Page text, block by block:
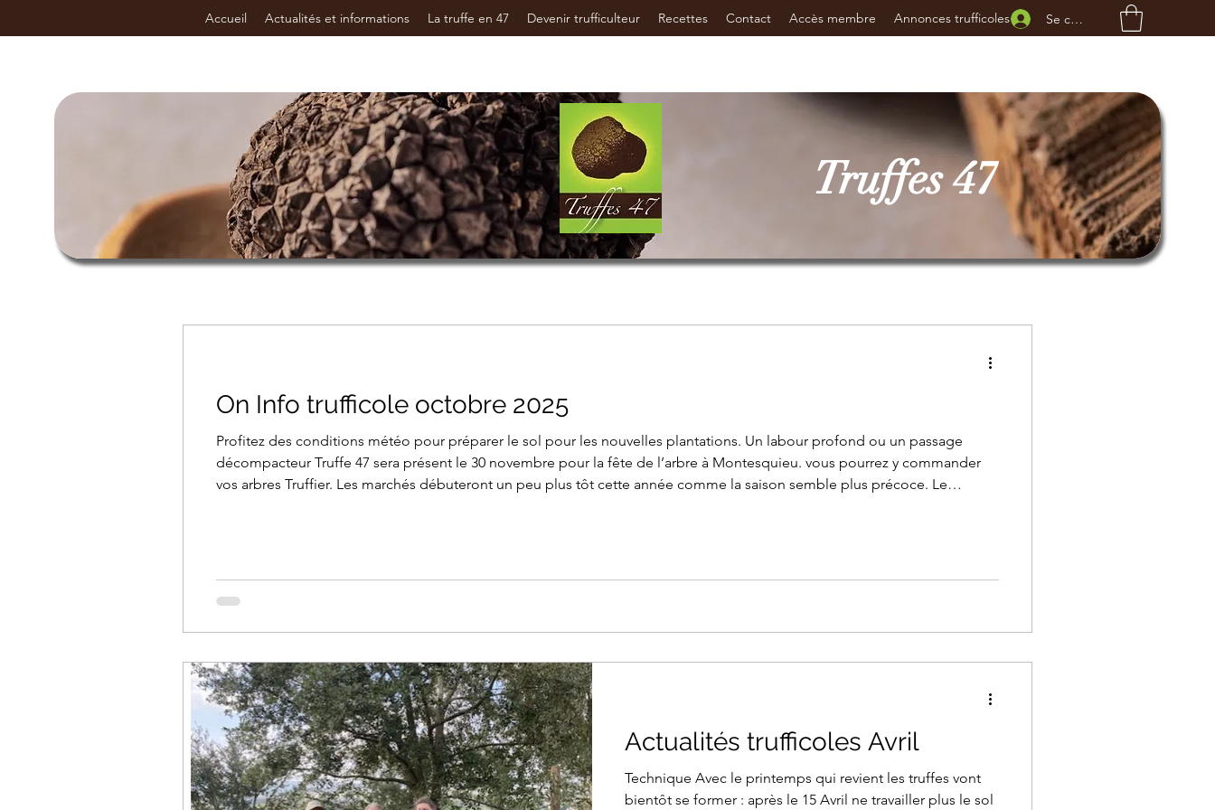
Se connecter
Truffes 47
Accueil Actualités et informations La truffe en 47 Devenir trufficulteur Recettes Contact Accès membre Annonces trufficoles
On Info trufficole octobre 2025
Profitez des conditions météo pour préparer le sol pour les nouvelles plantations. Un labour profond ou un passage
décompacteur Truffe 47 sera présent le 30 novembre pour la fête de l’arbre à Montesquieu. vous pourrez y commander
vos arbres Truffier. Les marchés débuteront un peu plus tôt cette année comme la saison semble plus précoce. Le
Actualités trufficoles Avril
Technique Avec le printemps qui revient les truffes vont
bientôt se former : après le 15 Avril ne travailler plus le sol